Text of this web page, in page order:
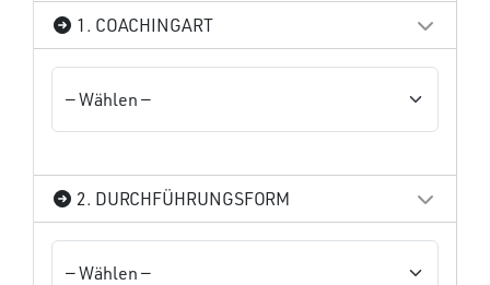
1. COACHINGART
2. DURCHFÜHRUNGSFORM